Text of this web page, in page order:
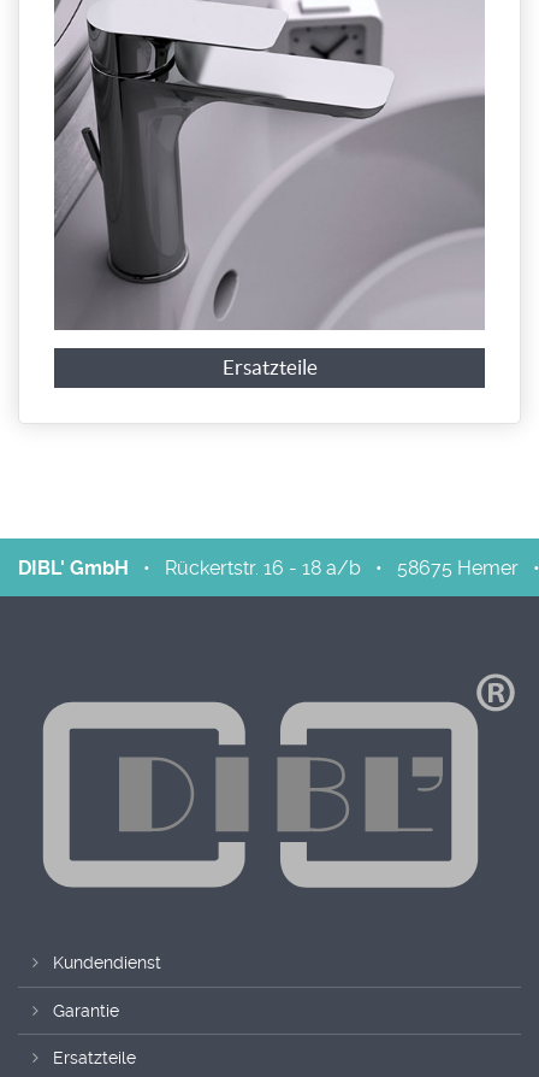
Ersatzteile
DIBL' GmbH • Rückertstr. 16 - 18 a/b • 58675 Hemer
Kundendienst
Garantie
Ersatzteile